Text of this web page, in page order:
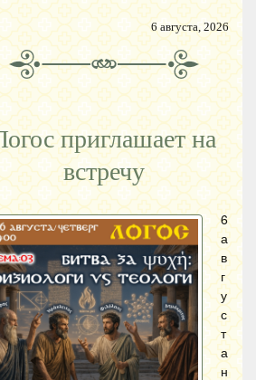
6 августа, 2026
приглашает на
встречу
6
а
в
г
у
с
т
а
н